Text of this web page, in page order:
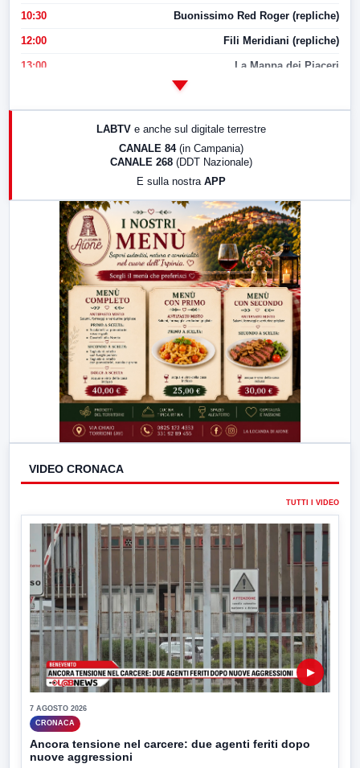
10:30 Buonissimo Red Roger (repliche)
12:00 Fili Meridiani (repliche)
13:00 La Mappa dei Piaceri
17:00 LabNews (replica)
LabNews (replica)
LABTV e anche sul digitale terrestre
CANALE 84 (in Campania)
CANALE 268 (DDT Nazionale)
E sulla nostra APP
VIDEO CRONACA
TUTTI I VIDEO
▶
7 AGOSTO 2026
CRONACA
Ancora tensione nel carcere: due agenti feriti dopo
nuove aggressioni